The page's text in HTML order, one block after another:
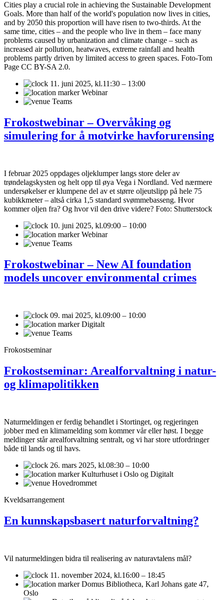
Cities play a crucial role in achieving the Sustainable Development
Goals. More than half of the world's population now lives in cities,
and by 2050 this proportion will have risen to two-thirds. At the
same time, cities – and the people who live in them – face many
problems caused by urbanization and climate change – such as
increased air pollution, heatwaves, extreme rainfall and health
problems partly driven by limited access to green spaces. Foto-Tom
Page CC BY-SA 2.0.
11. juni 2025, kl.11:30 – 13:00
Webinar
Teams
Frokostwebinar – Overvåking og
simulering for å motvirke havforurensing
I februar 2025 oppdages oljeklumper langs store deler av
trøndelagskysten og helt opp til øya Vega i Nordland. Ved nærmere
undersøkelser er klumpene del av et større oljeutslipp på hele 75
kubikkmeter – altså cirka 1,5 standard svømmebasseng. Hvor
kommer oljen fra? Og hvor vil den drive videre? Foto: Shutterstock
10. juni 2025, kl.09:00 – 10:00
Webinar
Teams
Frokostwebinar – New AI foundation
models uncover environmental crimes
09. mai 2025, kl.09:00 – 10:00
Digitalt
Teams
Frokostseminar
Frokostseminar: Arealforvaltning i natur-
og klimapolitikken
Naturmeldingen er ferdig behandlet i Stortinget, og regjeringen
jobber med en klimamelding som kommer vår eller høst. I begge
meldinger står arealforvaltning sentralt, og vi har store utfordringer
både til lands og til havs.
26. mars 2025, kl.08:30 – 10:00
Kulturhuset i Oslo og Digitalt
Hovedrommet
Kveldsarrangement
En kunnskapsbasert naturforvaltning?
Vil naturmeldingen bidra til realisering av naturavtalens mål?
11. november 2024, kl.16:00 – 18:45
Domus Bibliotheca, Karl Johans gate 47,
Oslo